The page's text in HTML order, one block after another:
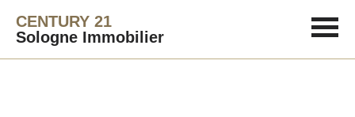
CENTURY 21
Sologne Immobilier